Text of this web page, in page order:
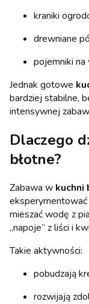
kraniki
drewniane
pojemniki
Jednak gotowe
bardziej stabilne,
intensywnej
Dlaczego
błotne?
Zabawa w kuchni
eksperymentować
mieszać wodę z
„napoje” z liści i
Takie aktywności:
pobudzają
rozwijają